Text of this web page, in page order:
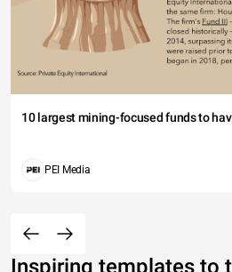
10 largest mining-focused funds to
PEI Media
Inspiring templates to